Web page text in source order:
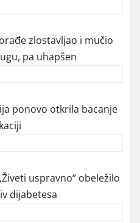
zlostavljao i mučio
pa uhapšen
ponovo otkrila bacanje
uspravno“ obeležilo
dijabetesa